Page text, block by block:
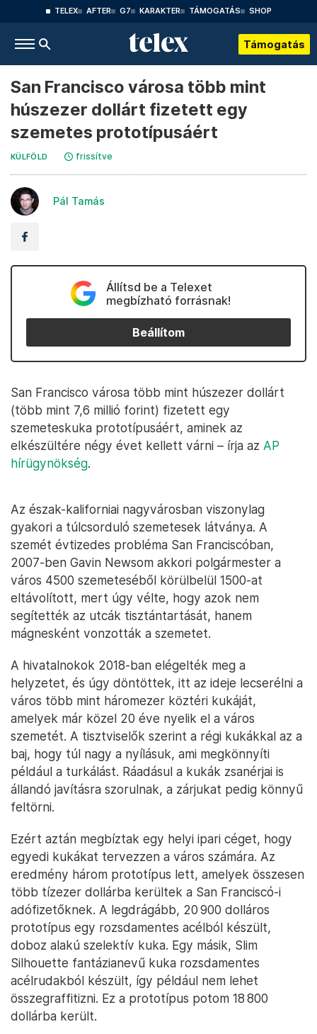
TELEX AFTER G7 KARAKTER TÁMOGATÁS SHOP
Támogatás
San Francisco városa több mint
húszezer dollárt fizetett egy
szemetes prototípusáért
KÜLFÖLD frissítve
Pál Tamás
Állítsd be a Telexet
megbízható forrásnak!
Beállítom
San Francisco városa több mint húszezer dollárt
(több mint 7,6 millió forint) fizetett egy
szemeteskuka prototípusáért, aminek az
elkészültére négy évet kellett várni – írja az AP
hírügynökség.
Az észak-kaliforniai nagyvárosban viszonylag
gyakori a túlcsorduló szemetesek látványa. A
szemét évtizedes probléma San Franciscóban,
2007-ben Gavin Newsom akkori polgármester a
város 4500 szemeteséből körülbelül 1500-at
eltávolított, mert úgy vélte, hogy azok nem
segítették az utcák tisztántartását, hanem
mágnesként vonzották a szemetet.
A hivatalnokok 2018-ban elégelték meg a
helyzetet, és úgy döntöttek, itt az ideje lecserélni a
város több mint háromezer köztéri kukáját,
amelyek már közel 20 éve nyelik el a város
szemetét. A tisztviselők szerint a régi kukákkal az a
baj, hogy túl nagy a nyílásuk, ami megkönnyíti
például a turkálást. Ráadásul a kukák zsanérjai is
állandó javításra szorulnak, a zárjukat pedig könnyű
feltörni.
Ezért aztán megbíztak egy helyi ipari céget, hogy
egyedi kukákat tervezzen a város számára. Az
eredmény három prototípus lett, amelyek összesen
több tízezer dollárba kerültek a San Franciscó-i
adófizetőknek. A legdrágább, 20 900 dolláros
prototípus egy rozsdamentes acélból készült,
doboz alakú szelektív kuka. Egy másik, Slim
Silhouette fantázianevű kuka rozsdamentes
acélrudakból készült, így például nem lehet
összegraffitizni. Ez a prototípus potom 18 800
dollárba került.